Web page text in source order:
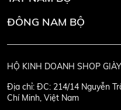
ĐÔNG NAM BỘ
HỘ KINH DOANH SHOP
Địa chỉ: ĐC: 214/14 Nguyễn
Chí Minh, Việt Nam